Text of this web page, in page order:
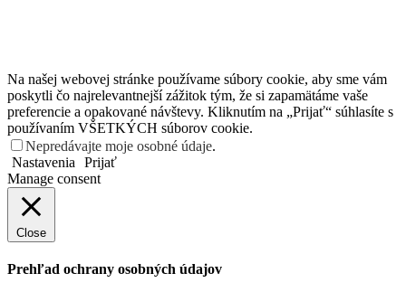
Na našej webovej stránke používame súbory cookie, aby sme vám
poskytli čo najrelevantnejší zážitok tým, že si zapamätáme vaše
preferencie a opakované návštevy. Kliknutím na „Prijať“ súhlasíte s
používaním VŠETKÝCH súborov cookie.
Nepredávajte moje osobné údaje.
Nastavenia
Prijať
Manage consent
Close
Prehľad ochrany osobných údajov